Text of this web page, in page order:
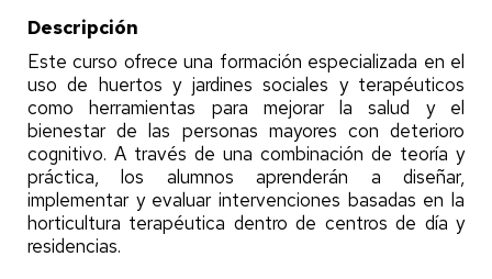
Descripción
Este curso ofrece una formación especializada en el
uso de huertos y jardines sociales y terapéuticos
como herramientas para mejorar la salud y el
bienestar de las personas mayores con deterioro
cognitivo. A través de una combinación de teoría y
práctica, los alumnos aprenderán a diseñar,
implementar y evaluar intervenciones basadas en la
horticultura terapéutica dentro de centros de día y
residencias.